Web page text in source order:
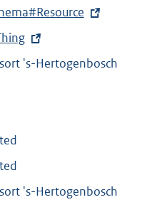
's-Hertogenbosch
's-Hertogenbosch